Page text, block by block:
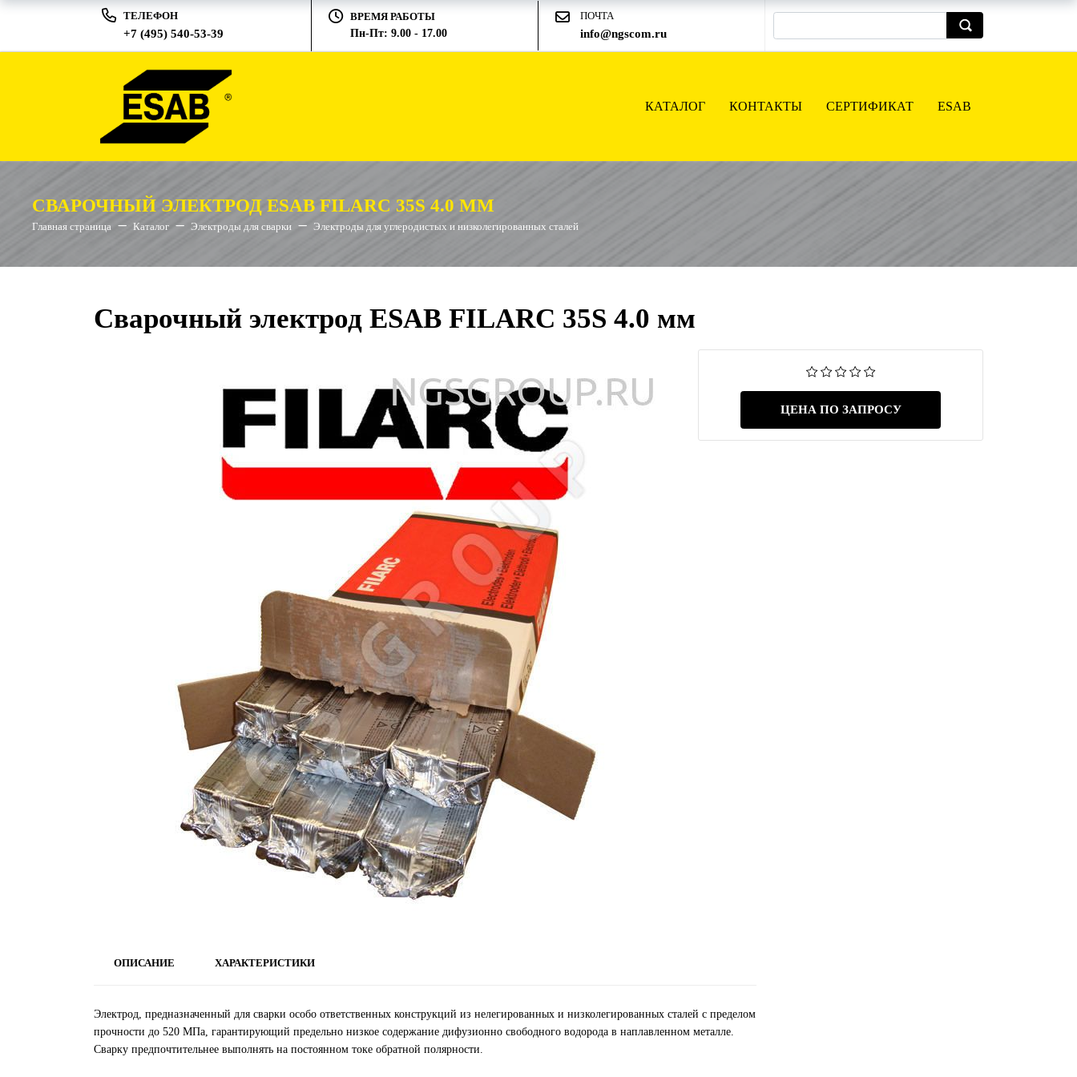
ТЕЛЕФОН
+7 (495) 540-53-39
ВРЕМЯ РАБОТЫ
Пн-Пт: 9.00 - 17.00
ПОЧТА
info@ngscom.ru
КАТАЛОГ КОНТАКТЫ СЕРТИФИКАТ ESAB
СВАРОЧНЫЙ ЭЛЕКТРОД ESAB FILARC 35S 4.0 ММ
Главная страница Каталог Электроды для сварки Электроды для углеродистых и низколегированных сталей
Сварочный электрод ESAB FILARC 35S 4.0 мм
ЦЕНА ПО ЗАПРОСУ
ОПИСАНИЕ ХАРАКТЕРИСТИКИ
Электрод, предназначенный для сварки особо ответственных конструкций из нелегированных и низколегированных сталей с пределом
прочности до 520 МПа, гарантирующий предельно низкое содержание дифузионно свободного водорода в наплавленном металле.
Сварку предпочтительнее выполнять на постоянном токе обратной полярности.